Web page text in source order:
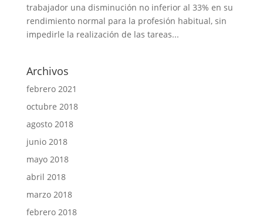
trabajador una disminución no inferior al 33% en su
rendimiento normal para la profesión habitual, sin
impedirle la realización de las tareas...
Archivos
febrero 2021
octubre 2018
agosto 2018
junio 2018
mayo 2018
abril 2018
marzo 2018
febrero 2018